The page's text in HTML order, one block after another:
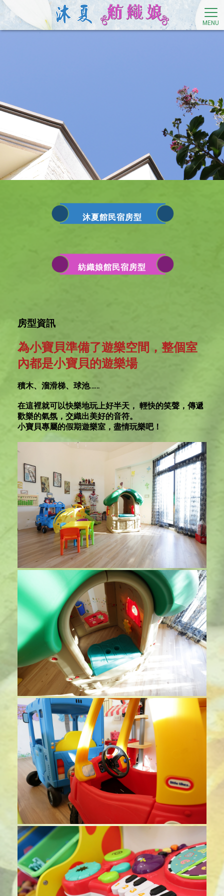
沐夏館民宿房型
紡織娘館民宿房型
房型資訊
為小寶貝準備了遊樂空間，整個室
內都是小寶貝的遊樂場
積木、溜滑梯、球池……
在這裡就可以快樂地玩上好半天， 輕快的笑聲，傳遞
歡樂的氣氛，交織出美好的音符。
小寶貝專屬的假期遊樂室，盡情玩樂吧！